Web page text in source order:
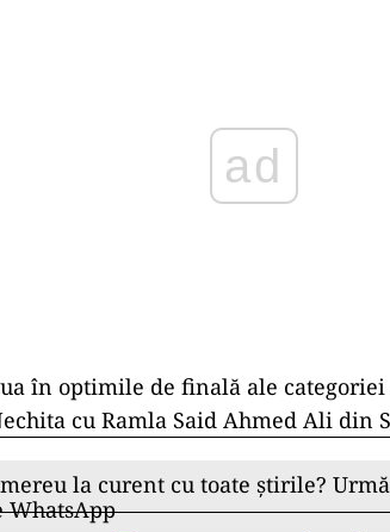
în optimile de finală ale
cu Ramla Said Ahmed Ali din
la curent cu toate știrile?
WhatsApp